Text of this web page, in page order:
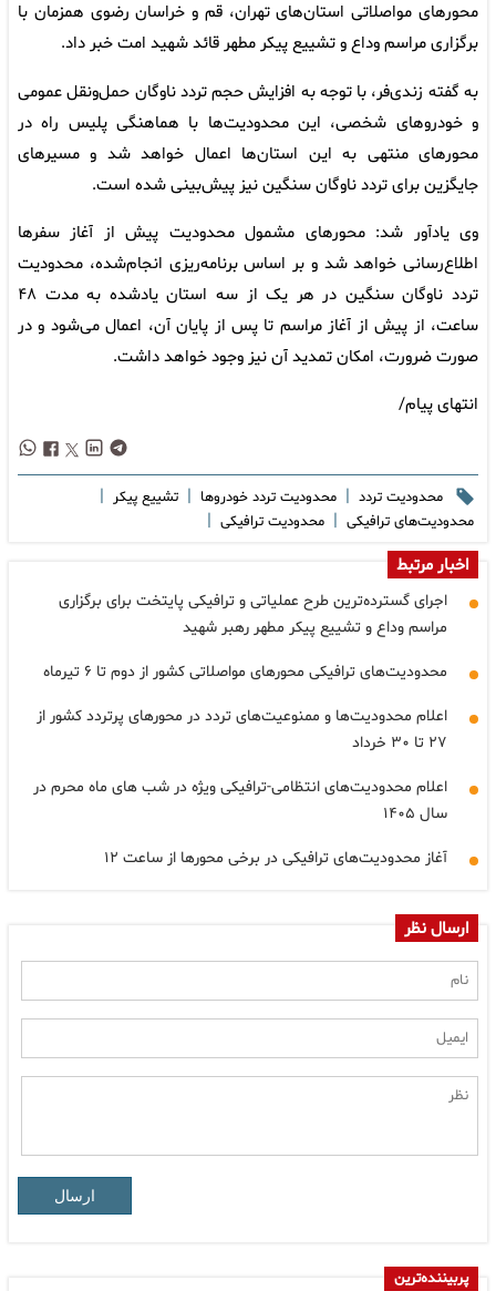
محورهای مواصلاتی استان‌های تهران، قم و خراسان رضوی همزمان با
برگزاری مراسم وداع و تشییع پیکر مطهر قائد شهید امت خبر داد.
به گفته زندی‌فر، با توجه به افزایش حجم تردد ناوگان حمل‌ونقل عمومی
و خودروهای شخصی، این محدودیت‌ها با هماهنگی پلیس راه در
محورهای منتهی به این استان‌ها اعمال خواهد شد و مسیرهای
جایگزین برای تردد ناوگان سنگین نیز پیش‌بینی شده است.
وی یادآور شد: محورهای مشمول محدودیت پیش از آغاز سفرها
اطلاع‌رسانی خواهد شد و بر اساس برنامه‌ریزی انجام‌شده، محدودیت
تردد ناوگان سنگین در هر یک از سه استان یادشده به مدت ۴۸
ساعت، از پیش از آغاز مراسم تا پس از پایان آن، اعمال می‌شود و در
صورت ضرورت، امکان تمدید آن نیز وجود خواهد داشت.
انتهای پیام/
محدودیت تردد | محدودیت تردد خودروها | تشییع پیکر |
محدودیت‌های ترافیکی | محدودیت ترافیکی |
اخبار مرتبط
اجرای گسترده‌ترین طرح عملیاتی و ترافیکی پایتخت برای برگزاری
مراسم وداع و تشییع پیکر مطهر رهبر شهید
محدودیت‌های ترافیکی محورهای مواصلاتی کشور از دوم تا ۶ تیرماه
اعلام محدودیت‌ها و ممنوعیت‌های تردد در محورهای پرتردد کشور از
۲۷ تا ۳۰ خرداد
اعلام محدودیت‌های انتظامی-ترافیکی ویژه در شب های ‌ماه محرم در
سال ۱۴۰۵
آغاز محدودیت‌های ترافیکی در برخی محورها از ساعت ۱۲
ارسال نظر
ارسال
پربیننده‌ترین